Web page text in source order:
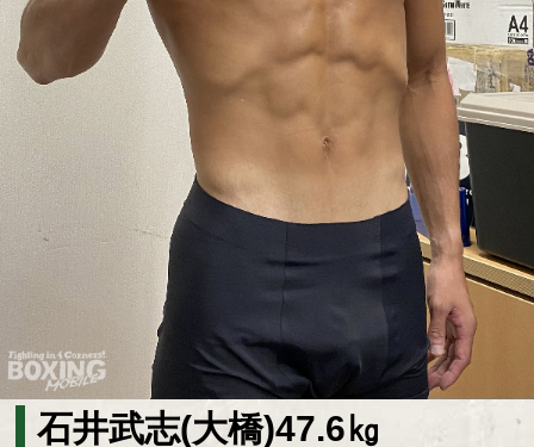
石井武志(大橋)47.6㎏